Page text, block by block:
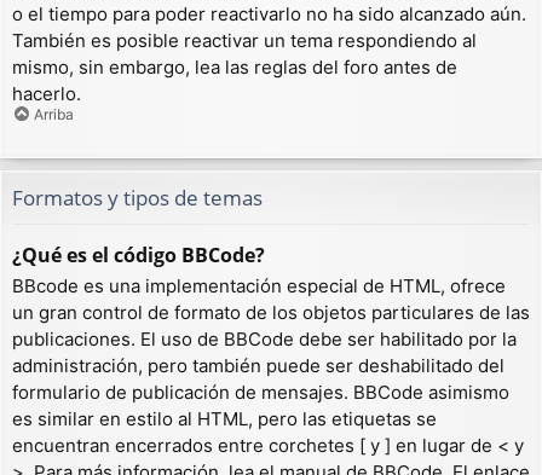
o el tiempo para poder reactivarlo no ha sido alcanzado aún.
También es posible reactivar un tema respondiendo al
mismo, sin embargo, lea las reglas del foro antes de
hacerlo.
Arriba
Formatos y tipos de temas
¿Qué es el código BBCode?
BBcode es una implementación especial de HTML, ofrece
un gran control de formato de los objetos particulares de las
publicaciones. El uso de BBCode debe ser habilitado por la
administración, pero también puede ser deshabilitado del
formulario de publicación de mensajes. BBCode asimismo
es similar en estilo al HTML, pero las etiquetas se
encuentran encerrados entre corchetes [ y ] en lugar de < y